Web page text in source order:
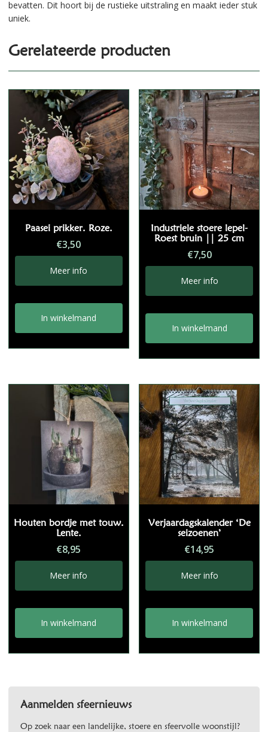
bevatten. Dit hoort bij de rustieke uitstraling en maakt ieder stuk
uniek.
Gerelateerde producten
Paasei prikker. Roze.
€3,50
Meer info
In winkelmand
Industriele stoere lepel-
Roest bruin || 25 cm
€7,50
Meer info
In winkelmand
Houten bordje met touw.
Lente.
€8,95
Meer info
In winkelmand
Verjaardagskalender ‘De
seizoenen’
€14,95
Meer info
In winkelmand
Aanmelden sfeernieuws
Op zoek naar een landelijke, stoere en sfeervolle woonstijl?